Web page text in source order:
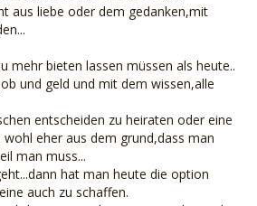
aus liebe oder dem gedanken,mit
mehr bieten lassen müssen als heute..
und geld und mit dem wissen,alle
entscheiden zu heiraten oder eine
eher aus dem grund,dass man
man muss...
hat man heute die option
auch zu schaffen.